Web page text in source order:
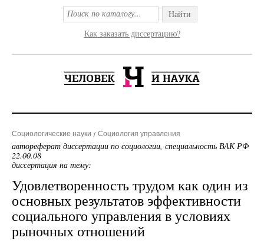
Найти
Как заказать диссертацию?
Социологические науки Социология управления
автореферат диссертации по социологии, специальность ВАК РФ
22.00.08
диссертация на тему:
Удовлетворенность трудом как один из
основных результатов эффективности
социального управления в условиях
рыночных отношений